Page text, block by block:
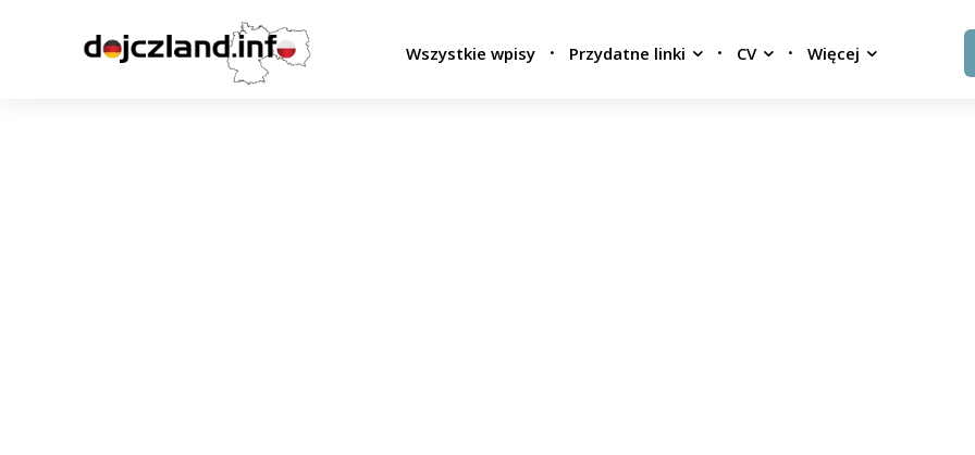
Wszystkie wpisy Przydatne linki CV Więcej